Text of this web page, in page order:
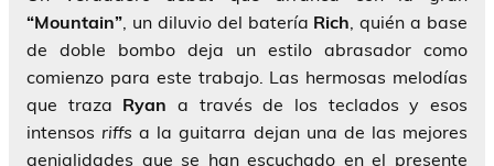
“Mountain”, un diluvio del batería Rich, quién a base
de doble bombo deja un estilo abrasador como
comienzo para este trabajo. Las hermosas melodías
que traza Ryana través de los teclados y esos
intensos riffsa la guitarra dejan una de las mejores
genialidades que se han escuchado en el presente